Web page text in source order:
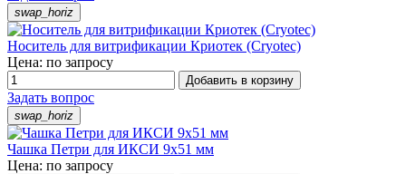
swap_horiz
Носитель для витрификации Криотек (Cryotec)
Цена: по запросу
Добавить в корзину
Задать вопрос
swap_horiz
Чашка Петри для ИКСИ 9x51 мм
Цена: по запросу